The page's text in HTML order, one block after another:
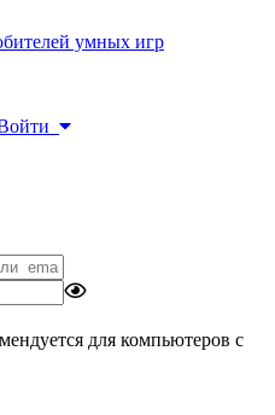
умных игр
для компьютеров с